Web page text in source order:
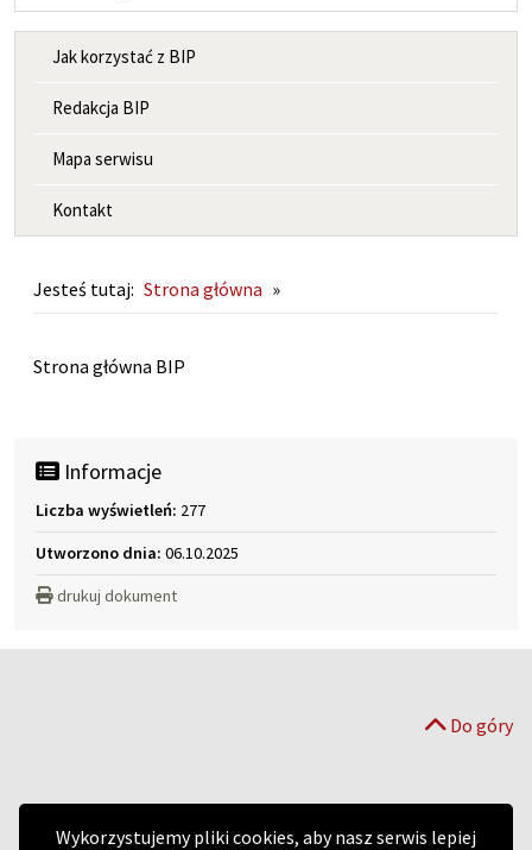
Wykorzystujemy pliki cookies, aby nasz serwis lepiej
MENU INFORMACYJNE
Jak korzystać z BIP
Redakcja BIP
Mapa serwisu
Kontakt
Jesteś tutaj: Strona główna »
Strona główna
Strona główna BIP
Informacje
Liczba wyświetleń: 277
Utworzono dnia: 06.10.2025
drukuj dokument
Do góry